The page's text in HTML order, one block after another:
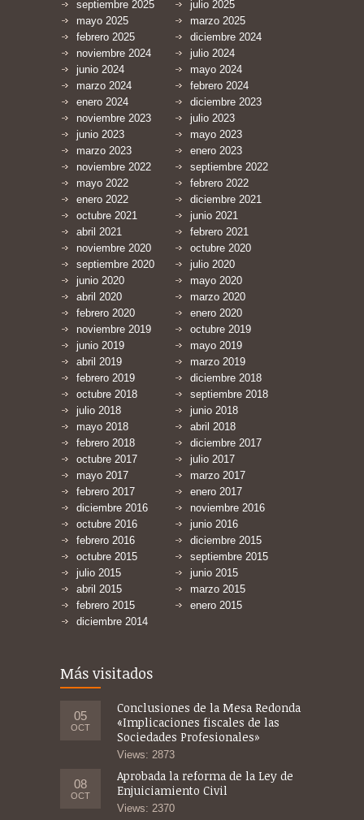
septiembre 2025
julio 2025
mayo 2025
marzo 2025
febrero 2025
diciembre 2024
noviembre 2024
julio 2024
junio 2024
mayo 2024
marzo 2024
febrero 2024
enero 2024
diciembre 2023
noviembre 2023
julio 2023
junio 2023
mayo 2023
marzo 2023
enero 2023
noviembre 2022
septiembre 2022
mayo 2022
febrero 2022
enero 2022
diciembre 2021
octubre 2021
junio 2021
abril 2021
febrero 2021
noviembre 2020
octubre 2020
septiembre 2020
julio 2020
junio 2020
mayo 2020
abril 2020
marzo 2020
febrero 2020
enero 2020
noviembre 2019
octubre 2019
junio 2019
mayo 2019
abril 2019
marzo 2019
febrero 2019
diciembre 2018
octubre 2018
septiembre 2018
julio 2018
junio 2018
mayo 2018
abril 2018
febrero 2018
diciembre 2017
octubre 2017
julio 2017
mayo 2017
marzo 2017
febrero 2017
enero 2017
diciembre 2016
noviembre 2016
octubre 2016
junio 2016
febrero 2016
diciembre 2015
octubre 2015
septiembre 2015
julio 2015
junio 2015
abril 2015
marzo 2015
febrero 2015
enero 2015
diciembre 2014
Más visitados
05
OCT
Conclusiones de la Mesa Redonda
«Implicaciones fiscales de las
Sociedades Profesionales»
Views: 2873
08
OCT
Aprobada la reforma de la Ley de
Enjuiciamiento Civil
Views: 2370